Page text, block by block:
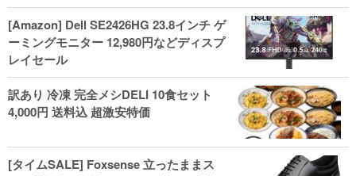
[Amazon] Dell SE2426HG 23.8インチ ゲ
ーミングモニター 12,980円などディスプ
レイセール
訳あり 冷凍 完全メシDELI 10食セット
4,000円 送料込 超激安特価
[タイムSALE] Foxsense 立ったままス